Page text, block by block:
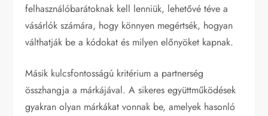
felhasználóbarátoknak kell lenniük, lehetővé téve a
vásárlók számára, hogy könnyen megértsék, hogyan
válthatják be a kódokat és milyen előnyöket kapnak.
Másik kulcsfontosságú kritérium a partnerség
összhangja a márkájával. A sikeres együttműködések
gyakran olyan márkákat vonnak be, amelyek hasonló